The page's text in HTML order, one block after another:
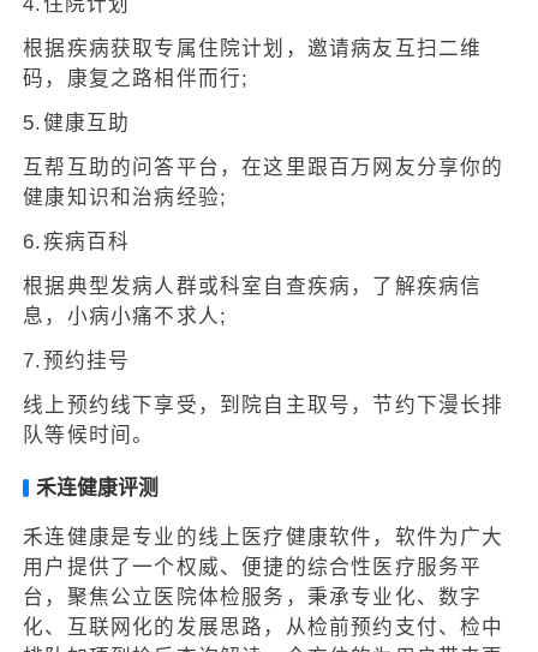
4.住院计划
根据疾病获取专属住院计划，邀请病友互扫二维
码，康复之路相伴而行;
5.健康互助
互帮互助的问答平台，在这里跟百万网友分享你的
健康知识和治病经验;
6.疾病百科
根据典型发病人群或科室自查疾病，了解疾病信
息，小病小痛不求人;
7.预约挂号
线上预约线下享受，到院自主取号，节约下漫长排
队等候时间。
禾连健康评测
禾连健康是专业的线上医疗健康软件，软件为广大
用户提供了一个权威、便捷的综合性医疗服务平
台，聚焦公立医院体检服务，秉承专业化、数字
化、互联网化的发展思路，从检前预约支付、检中